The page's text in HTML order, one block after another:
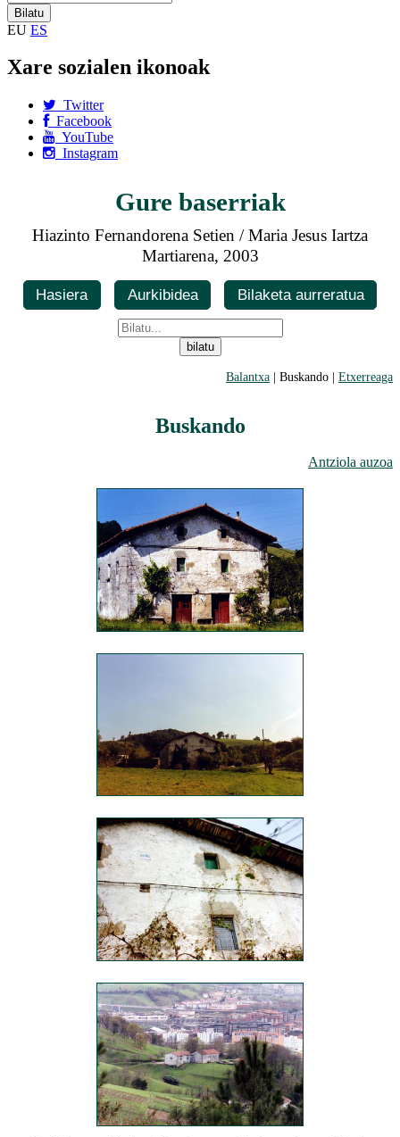
EU ES
Xare sozialen ikonoak
Twitter
Facebook
YouTube
Instagram
Gure baserriak
Hiazinto Fernandorena Setien / Maria Jesus Iartza
Martiarena, 2003
Hasiera Aurkibidea Bilaketa aurreratua
Balantxa | Buskando | Etxerreaga
Buskando
Antziola auzoa